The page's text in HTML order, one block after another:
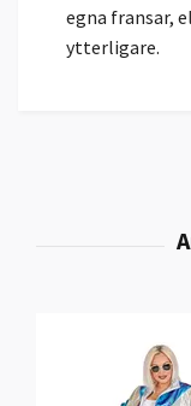
egna fransar,
ytterligare.